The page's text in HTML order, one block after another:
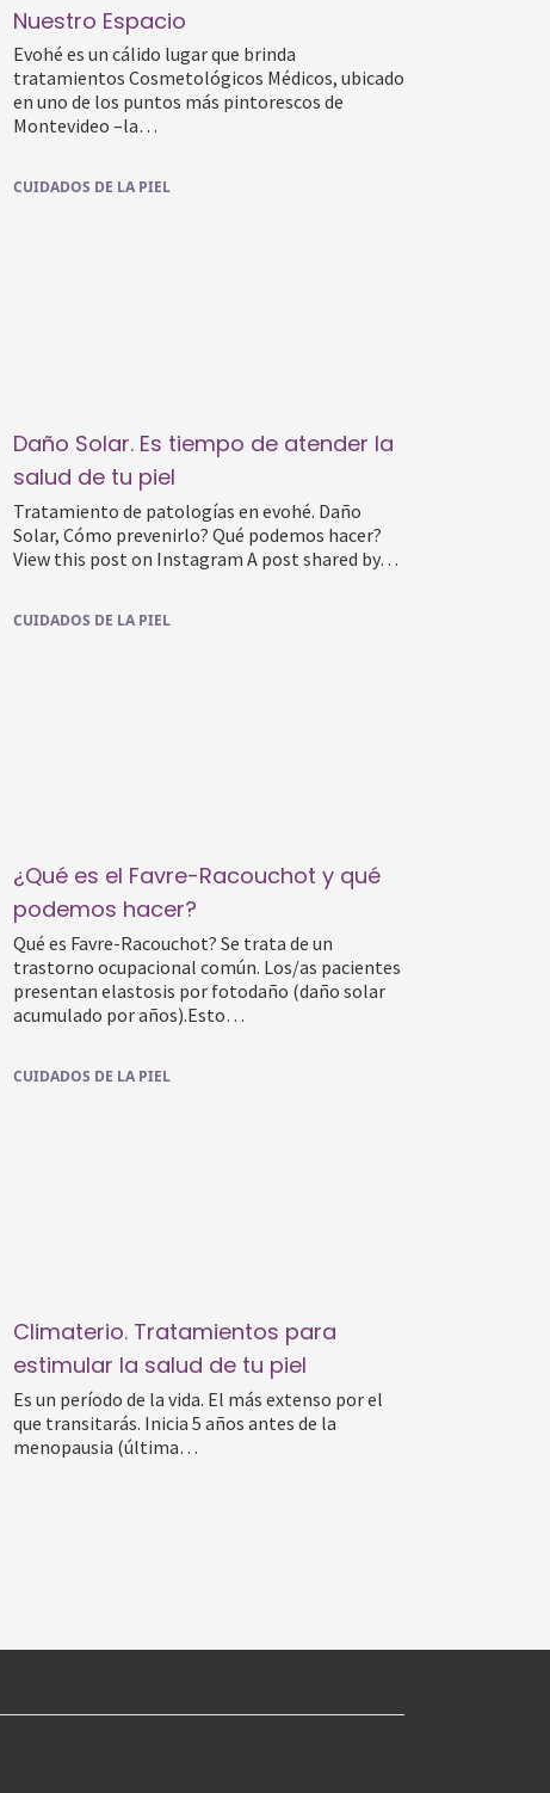
Nuestro Espacio
Evohé es un cálido lugar que brinda
tratamientos Cosmetológicos Médicos, ubicado
en uno de los puntos más pintorescos de
Montevideo –la…
CUIDADOS DE LA PIEL
Daño Solar. Es tiempo de atender la
salud de tu piel
Tratamiento de patologías en evohé. Daño
Solar, Cómo prevenirlo? Qué podemos hacer?
View this post on Instagram A post shared by…
CUIDADOS DE LA PIEL
¿Qué es el Favre-Racouchot y qué
podemos hacer?
Qué es Favre-Racouchot? Se trata de un
trastorno ocupacional común. Los/as pacientes
presentan elastosis por fotodaño (daño solar
acumulado por años).Esto…
CUIDADOS DE LA PIEL
Climaterio. Tratamientos para
estimular la salud de tu piel
Es un período de la vida. El más extenso por el
que transitarás. Inicia 5 años antes de la
menopausia (última…